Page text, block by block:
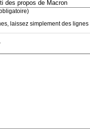
laissez simplement des lignes